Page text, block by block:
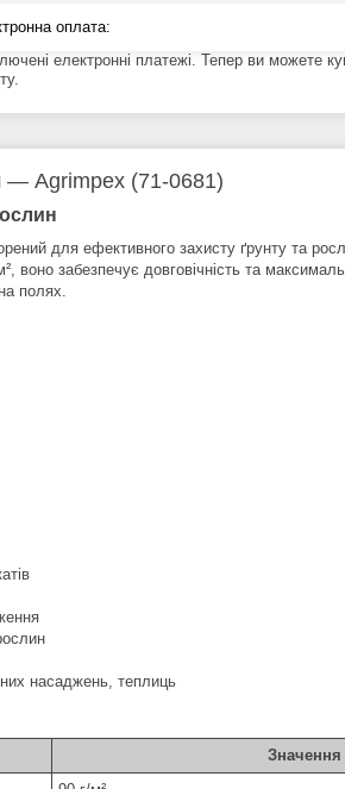
електронні платежі. Тепер ви можете
— Agrimpex (71-0681)
для ефективного захисту ґрунту та
воно забезпечує довговічність та
полях.
насаджень, теплиць
Значення